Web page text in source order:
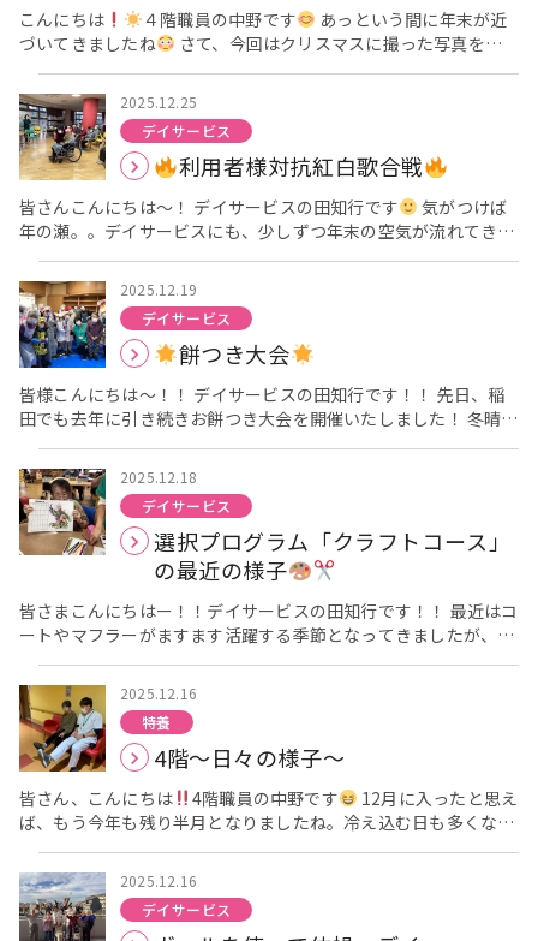
ールもあり、アンコールには施設長も参加して下さいました
今年もたくさんご利用者様の笑顔を見ることができ嬉しかったで
す一年間本当にありがとうございました！
来年もご利用者
様のみなさんに楽しんで頂き笑顔をたくさん見られるよう職員一
同努めてまいります！ ぜひ、来年もよろしくお願い致します
みなさん、良いお年をお迎え下さい
サービスセンター職員一同
トナカイのサングラスをかけて写真を撮りました
クリス
マスツリーも飾り写真を撮ったのでその様子がこちらです
皆さんとってもいい笑顔
職員とも笑顔で楽しそうです～
とっても良い笑顔でご利用者様皆さんが良いクリスマスを過ごせ
たと思います
～おまけ～ 天気が良い日はよく3階の廊下で
よく日向ぼっこされています
姉ちゃんきたよ―！」と教えてくださいます
今年1年、あり
がとうございました。 来年もご利用者様の安全と安心を第一に新
しい年も安心して過ごしていただけるよう努めてまいります。 来
年もよろしくお願いいたします。 皆様、どうぞ良いお年をお迎え
ください
こんにちは ４階職員の中野です
あっという間に年末が近
づいてきましたね
さて、今回はクリスマスに撮った写真をお
届けしたいと思います
みなさんにはサンタの帽子を被っ
ていただきました
白い髭を生やしプレゼントを持ったサンタ
クロースも混じっております
ケーキとコーヒーを
本年も大変お世話になり、ありがとう
ございました。来年もどうぞよろしくお願い致します
いですが、年末のご挨拶とさせていただきます
えください
最後までご覧いただきありがとうございました
2025.12.25
デイサービス
利用者様対抗紅白歌合戦
皆さんこんにちは〜！ デイサービスの田知行です
気がつけば
年の瀬。。デイサービスにも、少しずつ年末の空気が流れてきて
おります、、
とはいえ、利用者様の皆さまは元気に来所して
くださるので感謝感謝の毎日です！！
サービス、年末恒例の行事利用者様対抗紅白歌合戦を行いまし
た！！ 普段から稲田デイサービスでは歌うまの利用者様が多く普
段から熱唱していただいております、そんな利用者様に浴衣や着
物、サンタさんの格好などをしていただき全員の前に入場してい
ただき熱唱していただいた後、挨拶をしていただいたり、インタ
ビューを受けていただいております！ 皆さま最初は照れていらし
たり、「前には出ません
」と仰りますが盛り上がってくると安
定の歌声を聴かせていただけます！ そんな様子を特別に撮らせて
いただきましたので是非ご覧ください！ スペシャルデュエットも
ありました！！
職員も隙間時間に出演させていただきまし
た！！ 観客の利用者様も楽しそうに手拍子してくださったり、時
には大笑いされてる姿も見られ、とても楽しいお昼の時間となり
お願いすると「来年は出よかなー」「んー考えとくわ」「あんた
が出なさい」など様々なお答えが返ってきました
来年も今年
の出場者はもちろん、初出場の利用者様の出演も職員一同楽しみ
にしております！ 演出ももっと力の入ったものにできるよう尽力
してまいります！！ それでは失礼致します
2025.12.19
デイサービス
餅つき大会
皆様こんにちは〜！！ デイサービスの田知行です！！ 先日、稲
田でも去年に引き続きお餅つき大会を開催いたしました！ 冬晴れ
の中、たくさんの地域の皆様にもご協力いただき、笑顔溢れる一
日となりました
当日は地域の皆様にもご参加いただき、準備
から餅つきまで沢山のお力添えをいただきました。 お忙しい中ご
協力いただき、心より感謝申し上げます！！ デイサービスの利用
者様にもお餅をついていただいたり、お餅を丸めていただいたり
と沢山のご協力いただきました！ 「よいしょ！」「よいしょ！」
という元気な声が響き渡り、利用者様も終始笑顔で過ごされてお
られました
杵は少し重たいので職員が後ろからついておりま
すが皆様しっかりとご自身の力で餅を「よいしょ〜」「よいし
ょ〜」とついてくださりました！ 皆様の楽しさと躍動感が伝わ
ってくるとても素敵な写真を撮影させていただく事ができました
この日も大盛り上がりであっという間に一日が過ぎて利用者
様からも「疲れたけど、楽しかった、また来年も参加できたら嬉
しいな〜」という声が聞こえてきて職員もとても幸せな気持ちに
なりました。 これからもアーバンケア稲田のイベントに、より多
くのデイサービスの利用者様もご参加いただき楽しんでいただけ
るよう職員一同尽力していきますので引き続きよろしくお願い致
しますー！！ それでは本日はここらへんで失礼致します
2025.12.18
デイサービス
選択プログラム「クラフトコース」
の最近の様子
皆さまこんにちはー！！デイサービスの田知行です！！ 最近はコ
ートやマフラーがますます活躍する季節となってきましたが、皆
さまはいかがお過ごしでしょうか
本日は午後からの３つの
選択プログラムのうちの１つ「クラフトコース」の最近の様子を
掲載させていただきます！ クラフトコースは相変わらず大人気で
職員が考えたテーマを利用者様が想像以上の出来上がりに仕上げ
てくださります！！ 職員もテーマ選定とは日々葛藤しております
が、出来上がった作品と利用者様の笑顔を見るとやっぱり嬉しい
ものですね
ではここ最近のクラフトコースの様子をご覧くだ
さい！ こちらの作品は「雪の結晶
」です私も詳しい作り方は
組織秘密という事で教えていただけませんでしたが、担当職員と
利用者様が黙々と作業を進めておられ「うわーできたー！」と声
をあげられたので見に行くととっても素敵な作品が完成しており
思わず「うわ、すっご」と言ってしまったのを覚えております
2025.12.16
特養
4階〜日々の様子〜
皆さん、こんにちは 4階職員の中野です
12月に入ったと思え
ば、もう今年も残り半月となりましたね。冷え込む日も多くなり
ました
さて、今日はここ最近の皆様の様子をお届けしたいな
と思います
ボールを投げて、運動されたり
くださったり 歌を歌われたり
士がいて、リハビリなども行っています
2025.12.16
デイサービス